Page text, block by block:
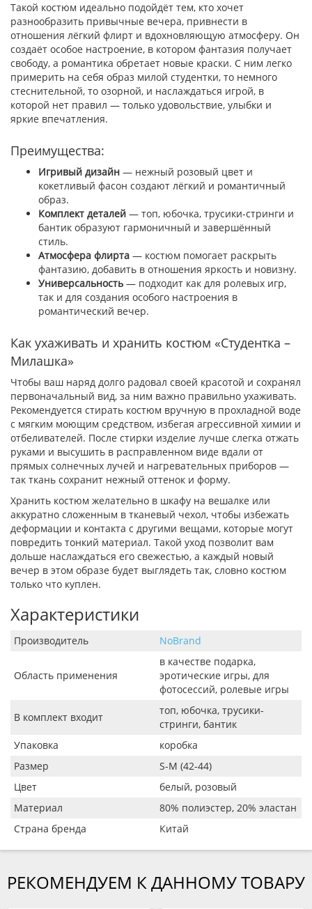
Такой костюм идеально подойдёт тем, кто хочет
разнообразить привычные вечера, привнести в
отношения лёгкий флирт и вдохновляющую атмосферу. Он
создаёт особое настроение, в котором фантазия получает
свободу, а романтика обретает новые краски. С ним легко
примерить на себя образ милой студентки, то немного
стеснительной, то озорной, и наслаждаться игрой, в
которой нет правил — только удовольствие, улыбки и
яркие впечатления.
Преимущества:
Игривый дизайн — нежный розовый цвет и
кокетливый фасон создают лёгкий и романтичный
образ.
Комплект деталей — топ, юбочка, трусики-стринги и
бантик образуют гармоничный и завершённый
стиль.
Атмосфера флирта — костюм помогает раскрыть
фантазию, добавить в отношения яркость и новизну.
Универсальность — подходит как для ролевых игр,
так и для создания особого настроения в
романтический вечер.
Как ухаживать и хранить костюм «Студентка –
Милашка»
Чтобы ваш наряд долго радовал своей красотой и сохранял
первоначальный вид, за ним важно правильно ухаживать.
Рекомендуется стирать костюм вручную в прохладной воде
с мягким моющим средством, избегая агрессивной химии и
отбеливателей. После стирки изделие лучше слегка отжать
руками и высушить в расправленном виде вдали от
прямых солнечных лучей и нагревательных приборов —
так ткань сохранит нежный оттенок и форму.
Хранить костюм желательно в шкафу на вешалке или
аккуратно сложенным в тканевый чехол, чтобы избежать
деформации и контакта с другими вещами, которые могут
повредить тонкий материал. Такой уход позволит вам
дольше наслаждаться его свежестью, а каждый новый
вечер в этом образе будет выглядеть так, словно костюм
только что куплен.
Характеристики
Производитель NoBrand
Область применения
в качестве подарка,
эротические игры, для
фотосессий, ролевые игры
В комплект входит
топ, юбочка, трусики-
стринги, бантик
Упаковка
коробка
Размер
S-M (42-44)
Цвет
белый, розовый
Материал
80% полиэстер, 20% эластан
Страна бренда
Китай
РЕКОМЕНДУЕМ К ДАННОМУ ТОВАРУ